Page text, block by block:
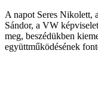
A napot Seres Nikolett,
Sándor, a VW
meg, beszédükben
együttműködésének